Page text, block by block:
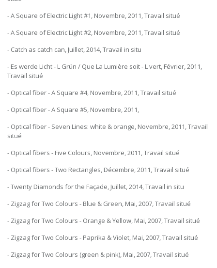
- A Square of Electric Light #1, Novembre, 2011, Travail situé
- A Square of Electric Light #2, Novembre, 2011, Travail situé
- Catch as catch can, Juillet, 2014, Travail in situ
- Es werde Licht - L Grün / Que La Lumière soit - L vert, Février, 2011,
Travail situé
- Optical fiber - A Square #4, Novembre, 2011, Travail situé
- Optical fiber - A Square #5, Novembre, 2011,
- Optical fiber - Seven Lines: white & orange, Novembre, 2011, Travail
situé
- Optical fibers - Five Colours, Novembre, 2011, Travail situé
- Optical fibers - Two Rectangles, Décembre, 2011, Travail situé
- Twenty Diamonds for the Façade, Juillet, 2014, Travail in situ
- Zigzag for Two Colours - Blue & Green, Mai, 2007, Travail situé
- Zigzag for Two Colours - Orange & Yellow, Mai, 2007, Travail situé
- Zigzag for Two Colours - Paprika & Violet, Mai, 2007, Travail situé
- Zigzag for Two Colours (green & pink), Mai, 2007, Travail situé